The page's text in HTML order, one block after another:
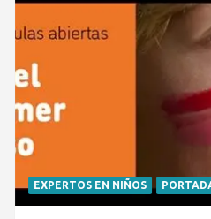
EXPERTOS EN NIÑOS